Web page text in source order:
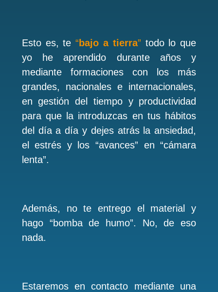
Esto es, te“ bajo a tierra” todo lo que
yo he aprendido durante años y
mediante formaciones con los más
grandes, nacionales e internacionales,
en gestión del tiempo y productividad
para que la introduzcas en tus hábitos
del día a día y dejes atrás la ansiedad,
el estrés y los “avances” en “cámara
lenta”.
Además, no te entrego el material y
hago “bomba de humo”. No, de eso
nada.
Estaremos en contacto mediante una